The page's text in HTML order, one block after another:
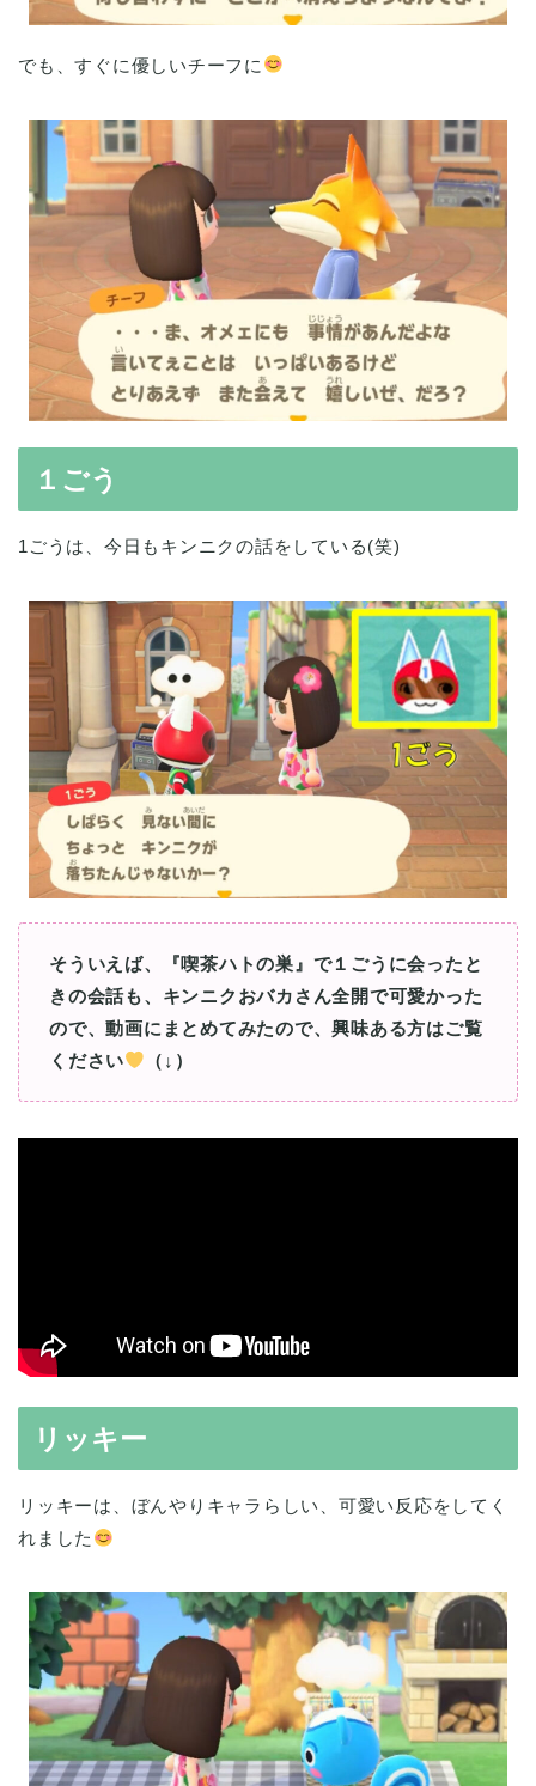
でも、すぐに優しいチーフに
１ごう
1ごうは、今日もキンニクの話をしている(笑)
そういえば、『喫茶ハトの巣』で１ごうに会ったと
きの会話も、キンニクおバカさん全開で可愛かった
ので、動画にまとめてみたので、興味ある方はご覧
ください
（↓）
リッキー
リッキーは、ぼんやりキャラらしい、可愛い反応をしてく
れました